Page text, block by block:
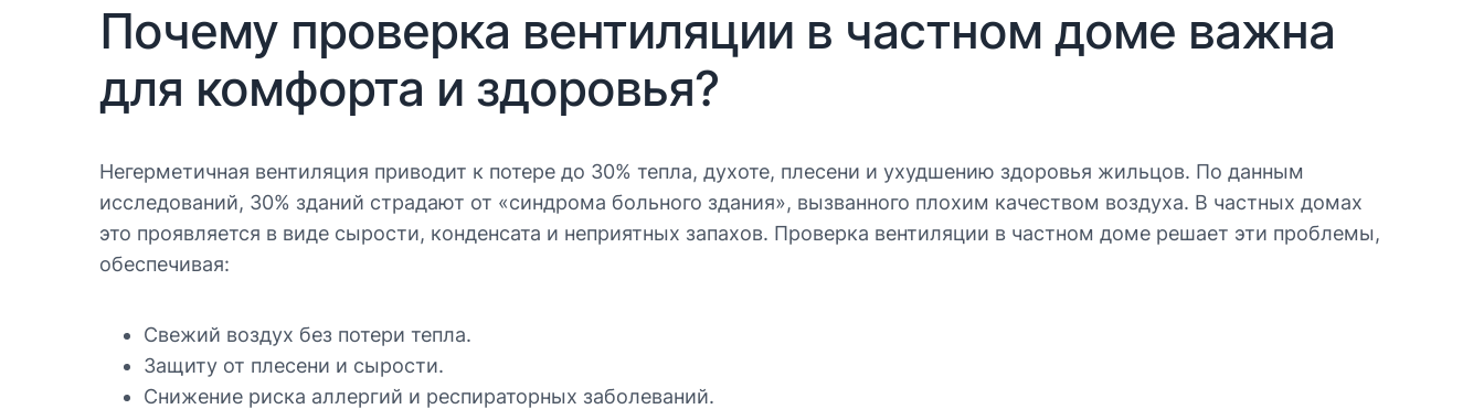
Почему проверка вентиляции в частном доме важна
для комфорта и здоровья?
Негерметичная вентиляция приводит к потере до 30% тепла, духоте, плесени и ухудшению здоровья жильцов. По данным
исследований, 30% зданий страдают от «синдрома больного здания», вызванного плохим качеством воздуха. В частных домах
это проявляется в виде сырости, конденсата и неприятных запахов. Проверка вентиляции в частном доме решает эти проблемы,
обеспечивая:
Свежий воздух без потери тепла.
Защиту от плесени и сырости.
Снижение риска аллергий и респираторных заболеваний.